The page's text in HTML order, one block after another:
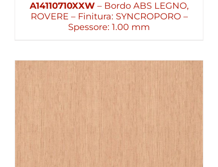
A14110710XXW– Bordo ABS LEGNO,
ROVERE – Finitura: SYNCROPORO –
Spessore: 1.00 mm